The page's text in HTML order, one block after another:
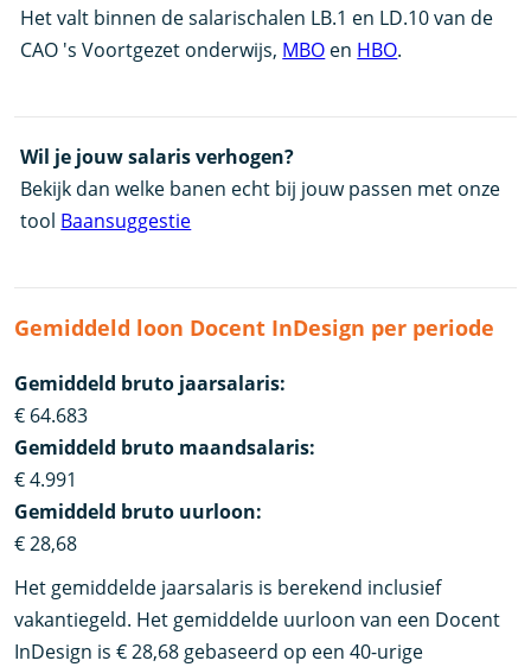
Het valt binnen de salarischalen LB.1 en LD.10 van de
CAO 's Voortgezet onderwijs, MBO en HBO.
Wil je jouw salaris verhogen?
Bekijk dan welke banen echt bij jouw passen met onze
tool Baansuggestie
Gemiddeld loon Docent InDesign per periode
Gemiddeld bruto jaarsalaris:
€ 64.683
Gemiddeld bruto maandsalaris:
€ 4.991
Gemiddeld bruto uurloon:
€ 28,68
Het gemiddelde jaarsalaris is berekend inclusief
vakantiegeld. Het gemiddelde uurloon van een Docent
InDesign is € 28,68 gebaseerd op een 40-urige